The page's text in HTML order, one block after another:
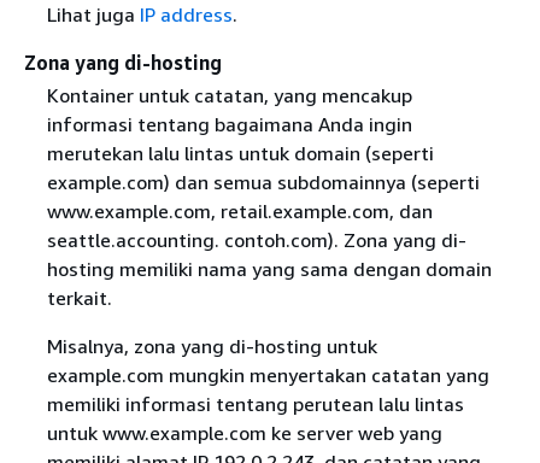
Lihat juga IP address.
Zona yang di-hosting
Kontainer untuk catatan, yang mencakup
informasi tentang bagaimana Anda ingin
merutekan lalu lintas untuk domain (seperti
example.com) dan semua subdomainnya (seperti
www.example.com, retail.example.com, dan
seattle.accounting. contoh.com). Zona yang di-
hosting memiliki nama yang sama dengan domain
terkait.
Misalnya, zona yang di-hosting untuk
example.com mungkin menyertakan catatan yang
memiliki informasi tentang perutean lalu lintas
untuk www.example.com ke server web yang